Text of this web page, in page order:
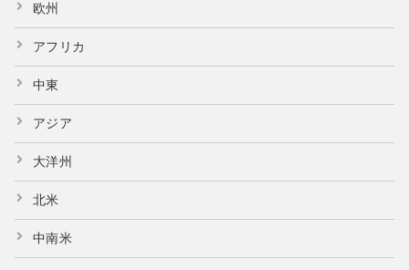
欧州
アフリカ
中東
アジア
大洋州
北米
中南米